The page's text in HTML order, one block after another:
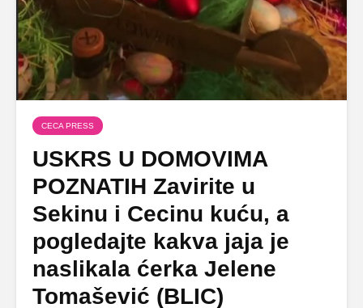
CECA PRESS
USKRS U DOMOVIMA
POZNATIH Zavirite u
Sekinu i Cecinu kuću, a
pogledajte kakva jaja je
naslikala ćerka Jelene
Tomašević (BLIC)